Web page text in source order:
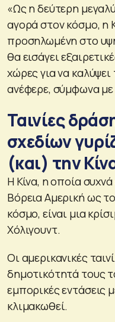
«Ως η δεύτερη
αγορά στον κόσμο, η
προσηλωμένη στο
θα εισάγει
χώρες για να
ανέφερε, σύμφωνα
Ταινίες
σχεδίων
(και) την
Η Κίνα, η οποία
Βόρεια Αμερική ως
κόσμο, είναι μια
Χόλιγουντ.
Οι αμερικανικές
δημοτικότητά τους
εμπορικές εντάσεις
κλιμακωθεί.